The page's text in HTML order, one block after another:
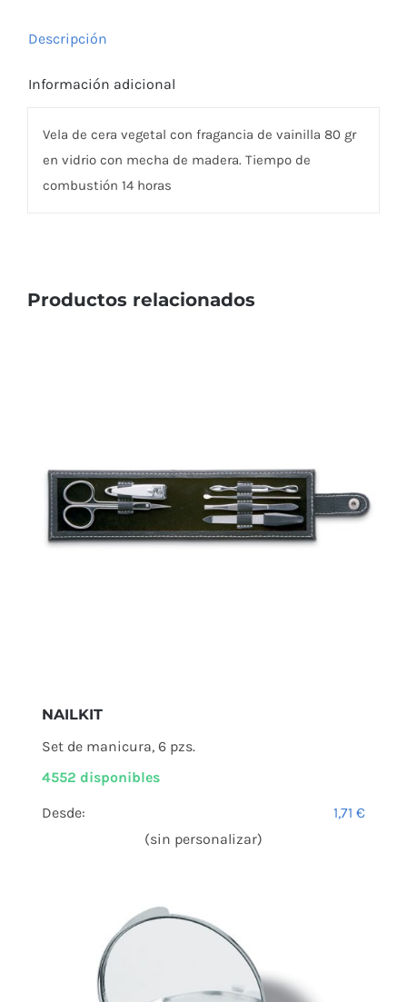
Descripción
Información adicional
Vela de cera vegetal con fragancia de vainilla 80 gr
en vidrio con mecha de madera. Tiempo de
combustión 14 horas
Productos relacionados
NAILKIT
Set de manicura, 6 pzs.
4552 disponibles
Desde: 1,71€
(sin personalizar)